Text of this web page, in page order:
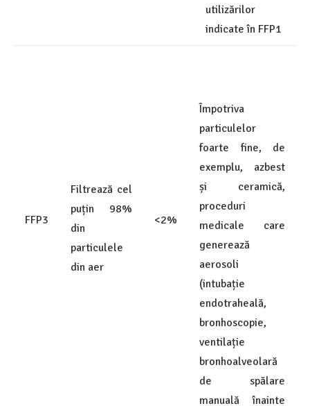
utilizărilor
indicate în FFP1
FFP3
Filtrează cel
puțin 98%
din
particulele
din aer
<2%
Împotriva
particulelor
foarte fine, de
exemplu, azbest
și ceramică,
proceduri
medicale care
generează
aerosoli
(intubație
endotraheală,
bronhoscopie,
ventilație
bronhoalveolară
de spălare
manuală înainte